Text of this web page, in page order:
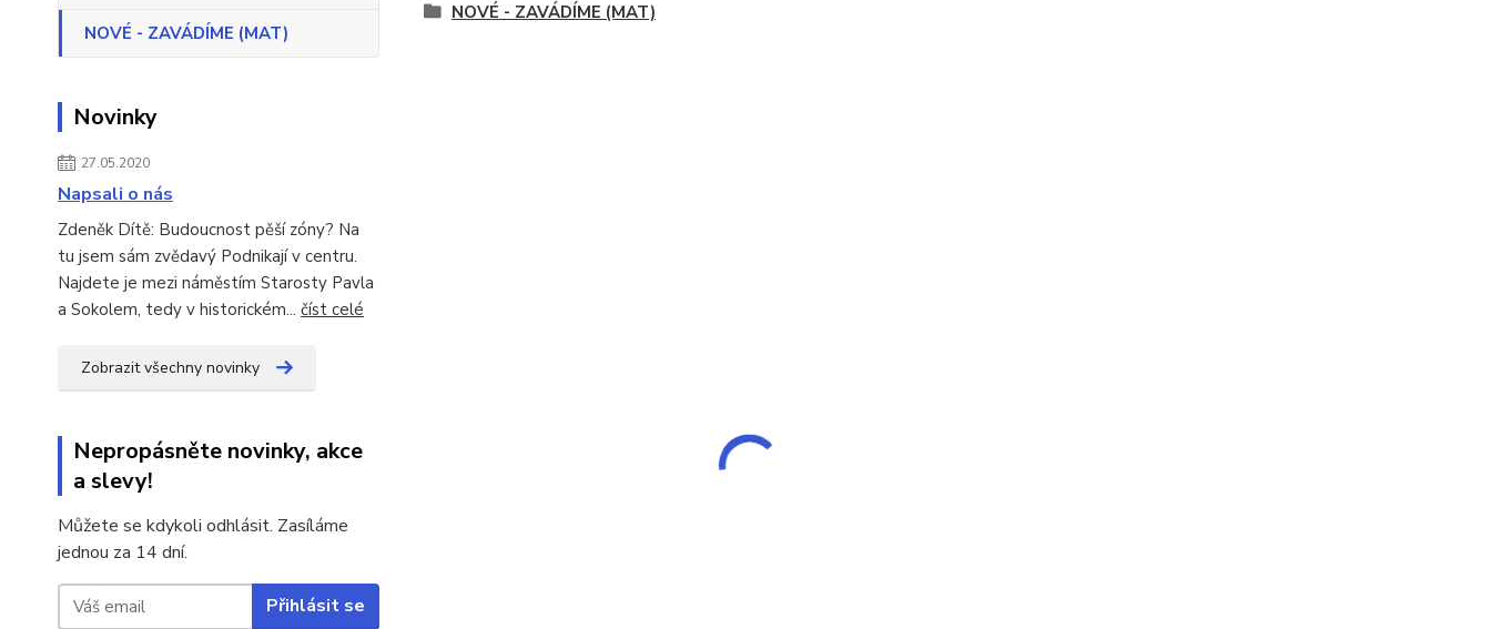
NOVÉ - ZAVÁDÍME (MAT)
Novinky
27.05.2020
Napsali o nás
Zdeněk Dítě: Budoucnost pěší zóny? Na
tu jsem sám zvědavý Podnikají v centru.
Najdete je mezi náměstím Starosty Pavla
a Sokolem, tedy v historickém... číst celé
Zobrazit všechny novinky
Nepropásněte novinky, akce
a slevy!
Můžete se kdykoli odhlásit. Zasíláme
jednou za 14 dní.
Přihlásit se
NOVÉ - ZAVÁDÍME (MAT)